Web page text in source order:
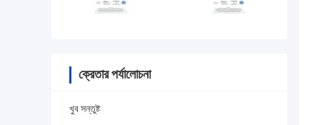
ক্রেতার পর্যালোচনা
খুব সন্তুষ্ট